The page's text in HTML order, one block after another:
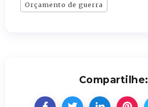
Orçamento de guerra
Compartilhe: